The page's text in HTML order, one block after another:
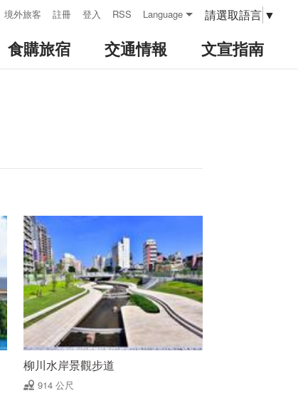
境外旅客 註冊 登入 RSS Language 請選取語言 ▼
食購旅宿 交通情報 文宣指南
柳川水岸景觀步道
914 公尺